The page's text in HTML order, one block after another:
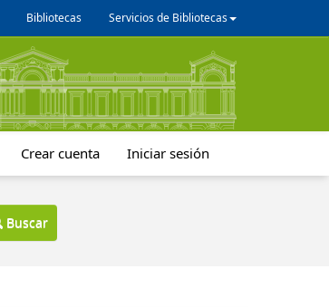
Bibliotecas Servicios de Bibliotecas
Crear cuenta Iniciar sesión
Buscar